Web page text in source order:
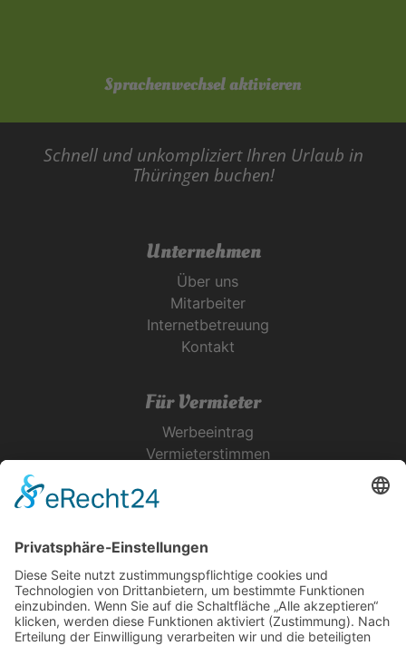
Sprachenwechsel aktivieren
Schnell und unkompliziert Ihren Urlaub in
Thüringen buchen!
Unternehmen
Über uns
Mitarbeiter
Internetbetreuung
Kontakt
Für Vermieter
Werbeeintrag
Vermieterstimmen
Urlaubsservice
Bücher, Karten & CD's
Ihre Anreise
Wetter